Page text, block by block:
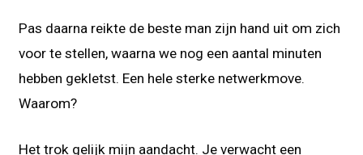
Pas daarna reikte de beste man zijn hand uit om zich
voor te stellen, waarna we nog een aantal minuten
hebben gekletst. Een hele sterke netwerkmove.
Waarom?
Het trok gelijk mijn aandacht. Je verwacht een